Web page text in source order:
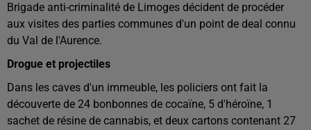
Brigade anti-criminalité de Limoges décident de procéder
aux visites des parties communes d'un point de deal connu
du Val de l'Aurence.
Drogue et projectiles
Dans les caves d'un immeuble, les policiers ont fait la
découverte de 24 bonbonnes de cocaïne, 5 d'héroïne, 1
sachet de résine de cannabis, et deux cartons contenant 27